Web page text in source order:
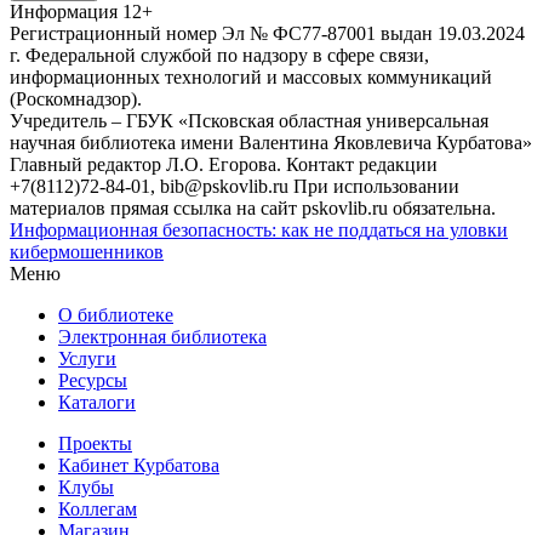
Информация 12+
Регистрационный номер Эл № ФС77-87001 выдан 19.03.2024
г. Федеральной службой по надзору в сфере связи,
информационных технологий и массовых коммуникаций
(Роскомнадзор).
Учредитель – ГБУК «Псковская областная универсальная
научная библиотека имени Валентина Яковлевича Курбатова»
Главный редактор Л.О. Егорова. Контакт редакции
+7(8112)72-84-01, bib@pskovlib.ru При использовании
материалов прямая ссылка на сайт pskovlib.ru обязательна.
Информационная безопасность: как не поддаться на уловки
кибермошенников
Меню
О библиотеке
Электронная библиотека
Услуги
Ресурсы
Каталоги
Проекты
Кабинет Курбатова
Клубы
Коллегам